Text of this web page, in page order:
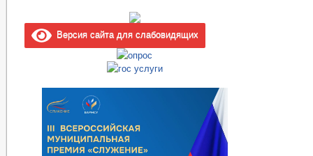
Версия сайта для слабовидящих